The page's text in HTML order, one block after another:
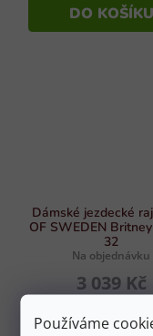
Používáme
DO KOŠÍKU
Dámské jezdecké
OF SWEDEN
32
Na objednávku
3 039 Kč